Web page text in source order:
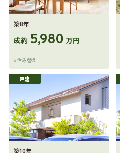
築8年
成約 5,980 万円
#住み替え
戸建
築10年